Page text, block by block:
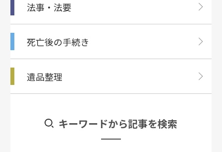
法事・法要
死亡後の⼿続き
遺品整理
キーワードから記事を検索